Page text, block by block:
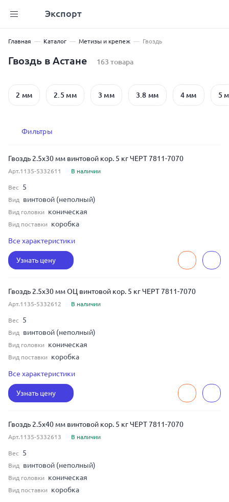
Экспорт
Главная Каталог Метизы и крепеж Гвоздь
Гвоздь в Астане 163 товара
2 мм 2.5 мм 3 мм 3.8 мм 4 мм 5
Фильтры
Гвоздь 2.5x30 мм винтовой кор. 5 кг ЧЕРТ 7811-7070
Арт.1135-5332611 В наличии
Вес 5
Вид винтовой (неполный)
Вид головки коническая
Вид поставки коробка
Длина 30
Все характеристики
Узнать цену
Гвоздь 2.5x30 мм ОЦ винтовой кор. 5 кг ЧЕРТ 7811-7070
Арт.1135-5332612 В наличии
Вес 5
Вид винтовой (неполный)
Вид головки коническая
Вид поставки коробка
Длина 30
Все характеристики
Узнать цену
Гвоздь 2.5x40 мм винтовой кор. 5 кг ЧЕРТ 7811-7070
Арт.1135-5332613 В наличии
Вес 5
Вид винтовой (неполный)
Вид головки коническая
Вид поставки коробка